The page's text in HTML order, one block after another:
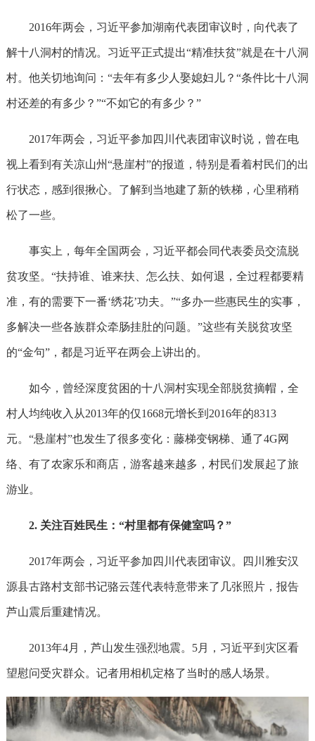
2016年两会，习近平参加湖南代表团审议时，向代表了
解十八洞村的情况。习近平正式提出“精准扶贫”就是在十八洞
村。他关切地询问：“去年有多少人娶媳妇儿？“条件比十八洞
村还差的有多少？”“不如它的有多少？”
2017年两会，习近平参加四川代表团审议时说，曾在电
视上看到有关凉山州“悬崖村”的报道，特别是看着村民们的出
行状态，感到很揪心。了解到当地建了新的铁梯，心里稍稍
松了一些。
事实上，每年全国两会，习近平都会同代表委员交流脱
贫攻坚。“扶持谁、谁来扶、怎么扶、如何退，全过程都要精
准，有的需要下一番‘绣花’功夫。”“多办一些惠民生的实事，
多解决一些各族群众牵肠挂肚的问题。”这些有关脱贫攻坚
的“金句”，都是习近平在两会上讲出的。
如今，曾经深度贫困的十八洞村实现全部脱贫摘帽，全
村人均纯收入从2013年的仅1668元增长到2016年的8313
元。“悬崖村”也发生了很多变化：藤梯变钢梯、通了4G网
络、有了农家乐和商店，游客越来越多，村民们发展起了旅
游业。
2. 关注百姓民生：“村里都有保健室吗？”
2017年两会，习近平参加四川代表团审议。四川雅安汉
源县古路村支部书记骆云莲代表特意带来了几张照片，报告
芦山震后重建情况。
2013年4月，芦山发生强烈地震。5月，习近平到灾区看
望慰问受灾群众。记者用相机定格了当时的感人场景。